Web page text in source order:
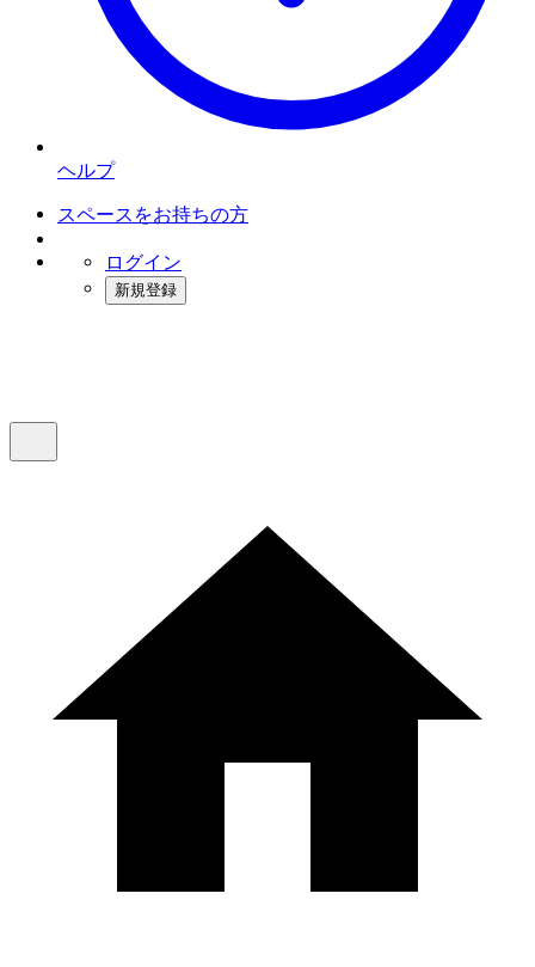
ヘルプ
スペースをお持ちの方
ログイン
新規登録